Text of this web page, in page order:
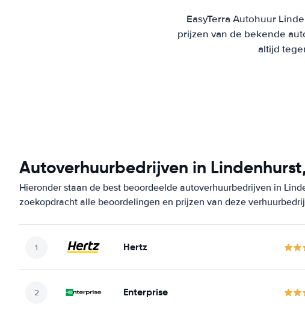
EasyTerra Autohuur
prijzen van de bekende
altijd
Autoverhuurbedrijven in
Hieronder staan de best beoordeelde autoverhuurbedrijven in
zoekopdracht alle beoordelingen en prijzen van deze
Hertz
Enterprise